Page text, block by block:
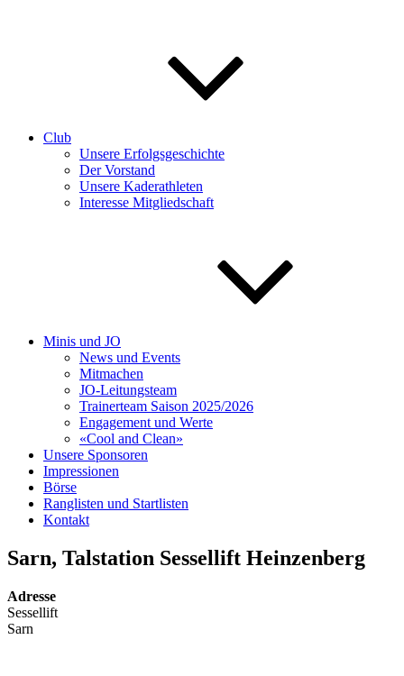
Club
Unsere Erfolgsgeschichte
Der Vorstand
Unsere Kaderathleten
Interesse Mitgliedschaft
Minis und JO
News und Events
Mitmachen
JO-Leitungsteam
Trainerteam Saison 2025/2026
Engagement und Werte
«Cool and Clean»
Unsere Sponsoren
Impressionen
Börse
Ranglisten und Startlisten
Kontakt
Sarn, Talstation Sessellift Heinzenberg
Adresse
Sessellift
Sarn